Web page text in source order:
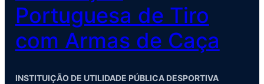
Portuguesa de Tiro
com Armas de Caça
INSTITUIÇÃO DE UTILIDADE PÚBLICA DESPORTIVA